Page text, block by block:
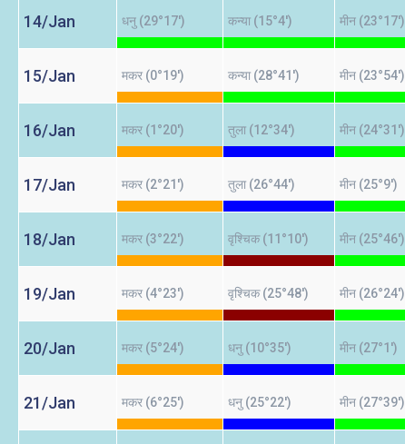
14/Jan धनु (29°17') कन्या (15°4') मीन (23°17')
15/Jan मकर (0°19') कन्या (28°41') मीन (23°54')
16/Jan मकर (1°20') तुला (12°34') मीन (24°31')
17/Jan मकर (2°21') तुला (26°44') मीन (25°9')
18/Jan मकर (3°22') वृश्चिक (11°10') मीन (25°46')
19/Jan मकर (4°23') वृश्चिक (25°48') मीन (26°24')
20/Jan मकर (5°24') धनु (10°35') मीन (27°1')
21/Jan मकर (6°25') धनु (25°22') मीन (27°39')